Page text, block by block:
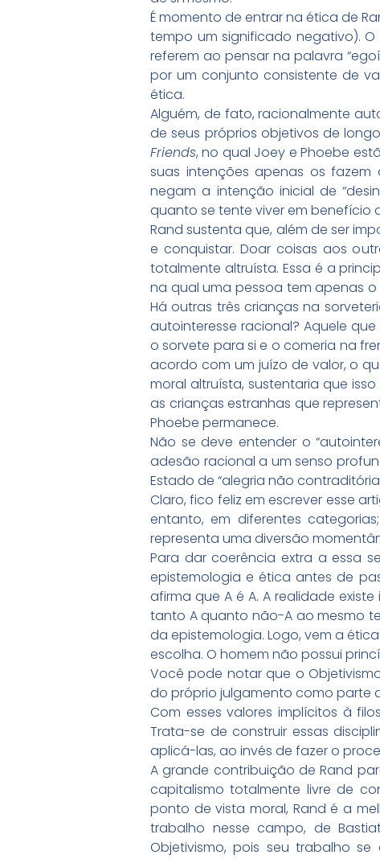
É momento de entrar na ética de
tempo um significado negativo).
referem ao pensar na palavra
por um conjunto consistente de
ética.
Alguém, de fato, racionalmente
de seus próprios objetivos de
Friends, no qual Joey e Phoebe
suas intenções apenas os
negam a intenção inicial de
quanto se tente viver em benefício
Rand sustenta que, além de ser
e conquistar. Doar coisas aos
totalmente altruísta. Essa é a
na qual uma pessoa tem apenas
Há outras três crianças na
autointeresse racional? Aquele
o sorvete para si e o comeria na
acordo com um juízo de valor, o
moral altruísta, sustentaria que
as crianças estranhas que
Phoebe permanece.
Não se deve entender o
adesão racional a um senso
Estado de “alegria não
Claro, fico feliz em escrever esse
entanto, em diferentes
representa uma diversão
Para dar coerência extra a essa
epistemologia e ética antes de
afirma que A é A. A realidade
tanto A quanto não-A ao mesmo
da epistemologia. Logo, vem a
escolha. O homem não possui
Você pode notar que o
do próprio julgamento como parte
Com esses valores implícitos à
Trata-se de construir essas
aplicá-las, ao invés de fazer o
A grande contribuição de Rand
capitalismo totalmente livre de
ponto de vista moral, Rand é a
trabalho nesse campo, de
Objetivismo, pois seu trabalho